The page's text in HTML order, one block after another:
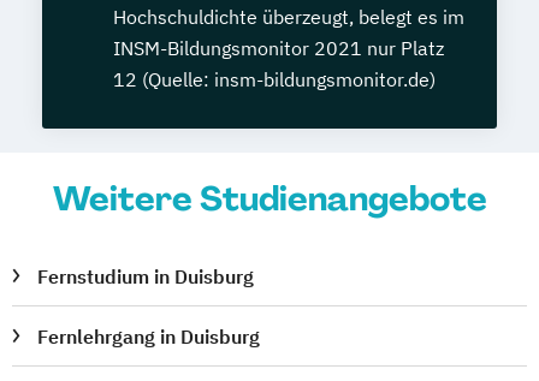
Hochschuldichte überzeugt, belegt es im
INSM-Bildungsmonitor 2021 nur Platz
12 (Quelle: insm-bildungsmonitor.de)
Weitere Studienangebote
Fernstudium in Duisburg
Fernlehrgang in Duisburg